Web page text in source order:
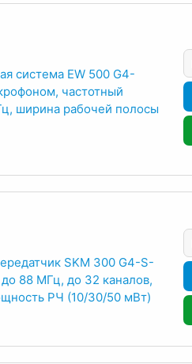
система EW 500 G4-
частотный
ширина рабочей полосы
SKM 300 G4-S-
88 МГц, до 32 каналов,
РЧ (10/30/50 мВт)